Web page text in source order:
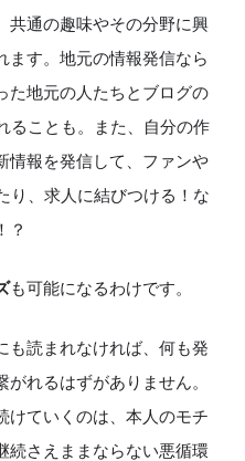
共通の趣味やその分野に興
ます。地元の情報発信なら
た地元の人たちとブログの
ることも。また、自分の作
情報を発信して、ファンや
り、求人に結びつける！な
？
も可能になるわけです。
も読まれなければ、何も発
れるはずがありません。
けていくのは、本人のモチ
続さえままならない悪循環